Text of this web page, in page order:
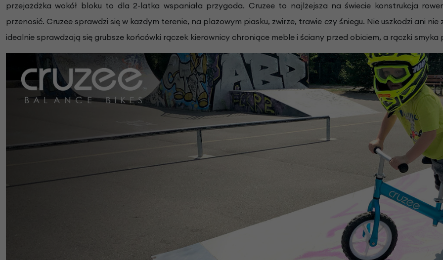
przejażdżka wokół bloku to dla 2-latka wspaniała przygoda. Cruzee to najlżejsza na świecie konstrukcja
przenosić. Cruzee sprawdzi się w każdym terenie, na plażowym piasku, żwirze, trawie czy śniegu. Nie uszkodzi ani
idealnie sprawdzają się grubsze końcówki rączek kierownicy chroniące meble i ściany przed obiciem, a rączki smyka